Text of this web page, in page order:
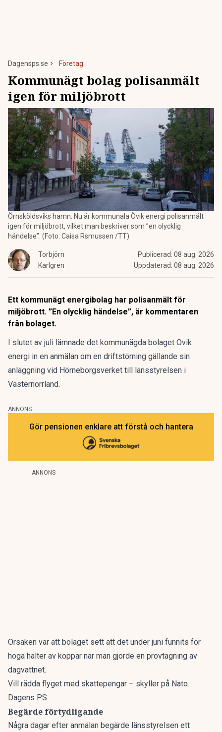
Dagensps.se Företag
Kommunägt bolag polisanmält
igen för miljöbrott
Örnsköldsviks hamn. Nu är kommunala Övik energi polisanmält
igen för miljöbrott, vilket man beskriver som ”en olycklig
händelse”. (Foto: Caisa Rsmussen /TT)
Torbjörn
Karlgren
Publicerad: 08 aug. 2026
Uppdaterad: 08 aug. 2026
Ett kommunägt energibolag har polisanmält för
miljöbrott. ”En olycklig händelse”, är kommentaren
från bolaget.
I slutet av juli lämnade det kommunägda bolaget Övik
energi in en anmälan om en driftstörning gällande sin
anläggning vid Hörneborgsverket till länsstyrelsen i
Västernorrland.
ANNONS
Gör pensionen enklare att förstå och hantera
ANNONS
Orsaken var att bolaget sett att det under juni funnits för
höga halter av koppar när man gjorde en provtagning av
dagvattnet.
Vill rädda flyget med skattepengar – skyller på Nato.
Dagens PS
Begärde förtydligande
Några dagar efter anmälan begärde länsstyrelsen ett